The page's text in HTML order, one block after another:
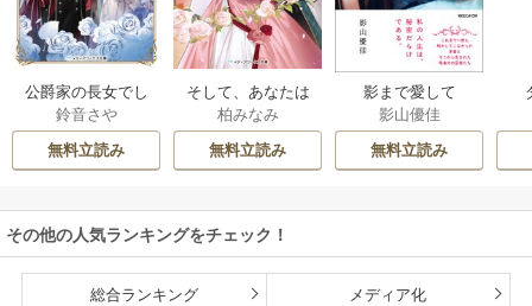
公爵家の長女でし
た
鈴音さや
無料立読み
そして、あなたは
私を捨てる
柏みなみ
無料立読み
影まで愛して
影山優佳
無料立読み
その他の人気ランキングをチェック！
総合ランキング メディア化